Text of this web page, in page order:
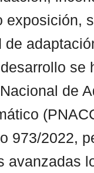
exposición,
de
se
de
973/2022,
avanzadas